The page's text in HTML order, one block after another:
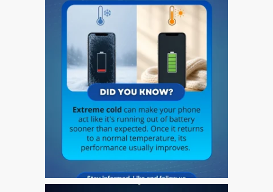
MacBook, MacBook Pro,
MacBook Air et MacBook
Neo
Ordinateurs Apple Mac
reconditionnés à Dundee
Pourquoi faire confiance à
Mac réparation avec votre
Apple?
Remplacement de la
batterie pour votre iPhone
et iPad